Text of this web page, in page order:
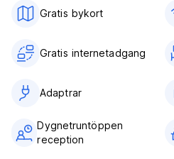
9. Inga husdjur. (Auto-translated
Gratis bykort
Gratis internetadgang
Adaptrar
Dygnetruntöppen
reception